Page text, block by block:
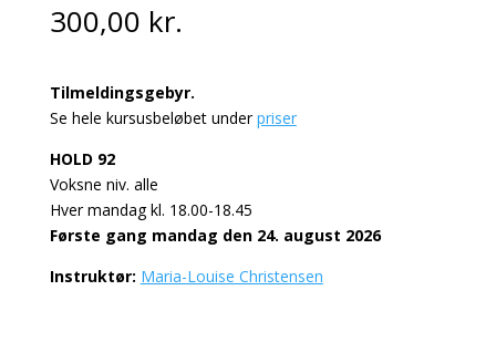
300,00 kr.
Tilmeldingsgebyr.
Se hele kursusbeløbet under priser
HOLD 92
Voksne niv. alle
Hver mandag kl. 18.00-18.45
Første gang mandag den 24. august 2026
Instruktør: Maria-Louise Christensen